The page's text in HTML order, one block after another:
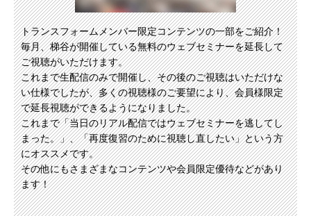
トランスフォームメンバー限定コンテンツの一部をご紹介！
毎月、梯谷が開催している無料のウェブセミナーを延長して
ご視聴がいただけます。
これまで生配信のみで開催し、その後のご視聴はいただけな
い仕様でしたが、多くの視聴様のご要望により、会員様限定
で延長視聴ができるようになりました。
これまで「当日のリアル配信ではウェブセミナーを逃してし
まった。」、「再度復習のために視聴し直したい」という方
にオススメです。
その他にもさまざまなコンテンツや会員限定優待などがあり
ます！